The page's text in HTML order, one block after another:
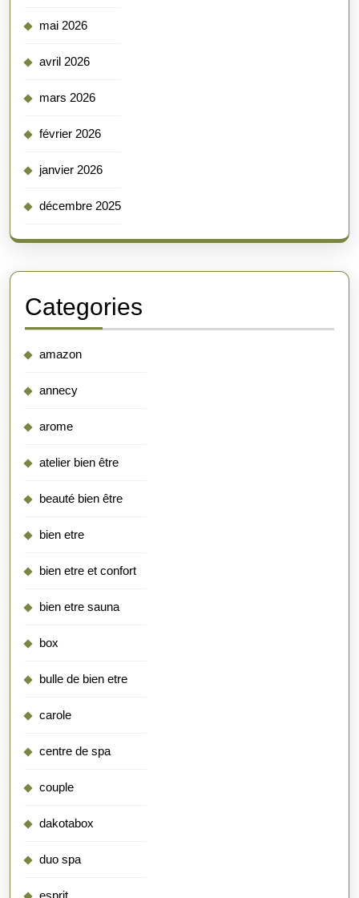
mai 2026
avril 2026
mars 2026
février 2026
janvier 2026
décembre 2025
Categories
amazon
annecy
arome
atelier bien être
beauté bien être
bien etre
bien etre et confort
bien etre sauna
box
bulle de bien etre
carole
centre de spa
couple
dakotabox
duo spa
esprit